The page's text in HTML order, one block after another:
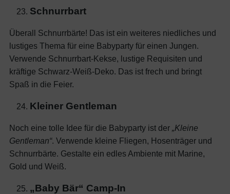
Schnurrbart
Überall Schnurrbärte! Das ist ein weiteres niedliches und
lustiges Thema für eine Babyparty für einen Jungen.
Verwende Schnurrbart-Kekse, lustige Requisiten und
kräftige Schwarz-Weiß-Deko. Das ist frech und bringt
Spaß in die Feier.
Kleiner Gentleman
Noch eine tolle Idee für die Babyparty ist der „Kleine
Gentleman“. Verwende kleine Fliegen, Hosenträger und
Schnurrbärte. Gestalte ein edles Ambiente mit Marine,
Gold und Weiß.
„Baby Bär“ Camp-In